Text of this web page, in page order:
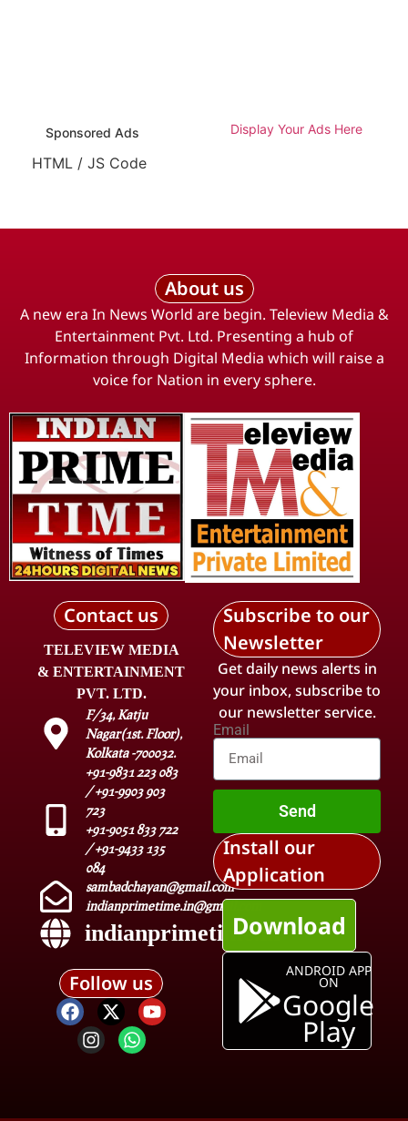
Sponsored Ads Display Your Ads Here
HTML / JS Code
About us
A new era In News World are begin. Teleview Media &
Entertainment Pvt. Ltd. Presenting a hub of
Information through Digital Media which will raise a
voice for Nation in every sphere.
Contact us
TELEVIEW MEDIA
& ENTERTAINMENT
PVT. LTD.
F/34, Katju
Nagar(1st. Floor),
Kolkata -700032.
+91-9831 223 083
/ +91-9903 903
723
+91-9051 833 722
/ +91-9433 135
084
sambadchayan@gmail.com
indianprimetime.in@gmail.com
indianprimetime.in
Follow us
Subscribe to our
Newsletter
Get daily news alerts in
your inbox, subscribe to
our newsletter service.
Email
Send
Install our
Application
Download
ANDROID APP
ON
Google
Play